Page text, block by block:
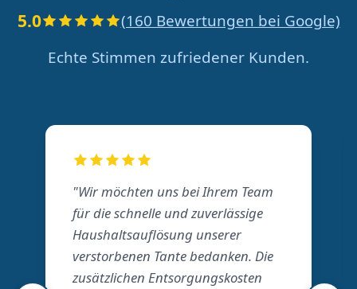
5.0
(160 Bewertungen bei Google)
Echte Stimmen zufriedener Kunden.
"Wir möchten uns bei Ihrem Team
für die schnelle und zuverlässige
Haushaltsauflösung unserer
verstorbenen Tante bedanken. Die
zusätzlichen Entsorgungskosten